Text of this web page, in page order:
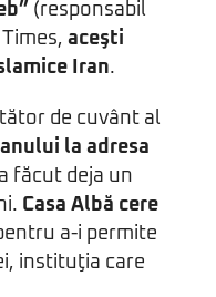
(responsabil
aceşti
Iran.
de cuvânt al
la adresa
făcut deja un
Casa Albă cere
a-i permite
instituţia care